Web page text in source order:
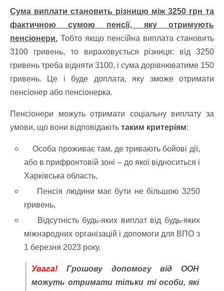
Сума виплати становить різницю між 3250 грн та
фактичною сумою пенсії, яку отримують
пенсіонери. Тобто якщо пенсійна виплата становить
3100 гривень, то вираховується різниця: від 3250
гривень треба відняти 3100, і сума дорівнюватиме 150
гривень. Це і буде доплата, яку зможе отримати
пенсіонер або пенсіонерка.
Пенсіонери можуть отримати соціальну виплату за
умови, що вони відповідають таким критеріям:
Особа проживає там, де тривають бойові дії,
або в прифронтовій зоні – до якої відноситься і
Харківська область,
Пенсія людини має бути не більшою 3250
гривень,
Відсутність будь-яких виплат від будь-яких
міжнародних організацій і допомоги для ВПО з
1 березня 2023 року.
Увага! Грошову допомогу від ООН
можуть отримати тільки ті особи, які